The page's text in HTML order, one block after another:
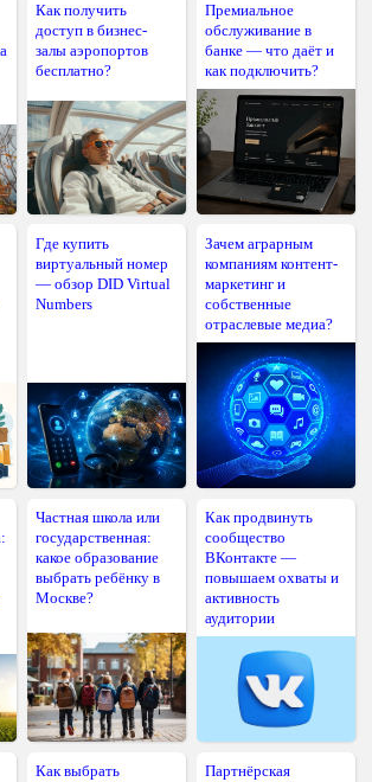
Как получить
доступ в бизнес-
залы аэропортов
бесплатно?
Премиальное
обслуживание в
банке — что даёт и
как подключить?
Где купить
виртуальный номер
— обзор DID Virtual
Numbers
Зачем аграрным
компаниям контент-
маркетинг и
собственные
отраслевые медиа?
Частная школа или
государственная:
какое образование
выбрать ребёнку в
Москве?
Как продвинуть
сообщество
ВКонтакте —
повышаем охваты и
активность
аудитории
Как выбрать
Партнёрская